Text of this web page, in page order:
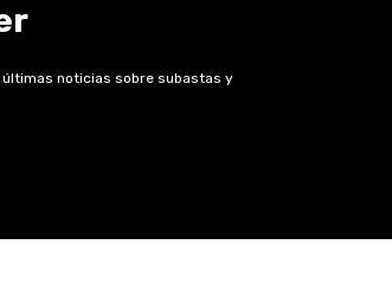
noticias sobre subastas y